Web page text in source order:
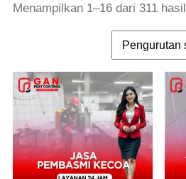
Menampilkan 1–16 dari 311 hasil